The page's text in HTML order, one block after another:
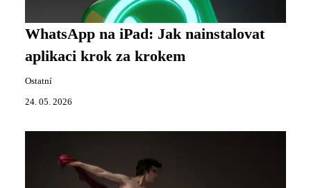
WhatsApp na iPad: Jak nainstalovat
aplikaci krok za krokem
Ostatní
24. 05. 2026